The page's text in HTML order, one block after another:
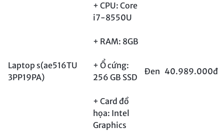
Laptop s(ae516TU
3PP19PA)
+ CPU: Core
i7-8550U
+ RAM: 8GB
+ Ổ cứng:
256 GB SSD
+ Card đồ
họa: Intel
Graphics
Đen 40.989.000đ